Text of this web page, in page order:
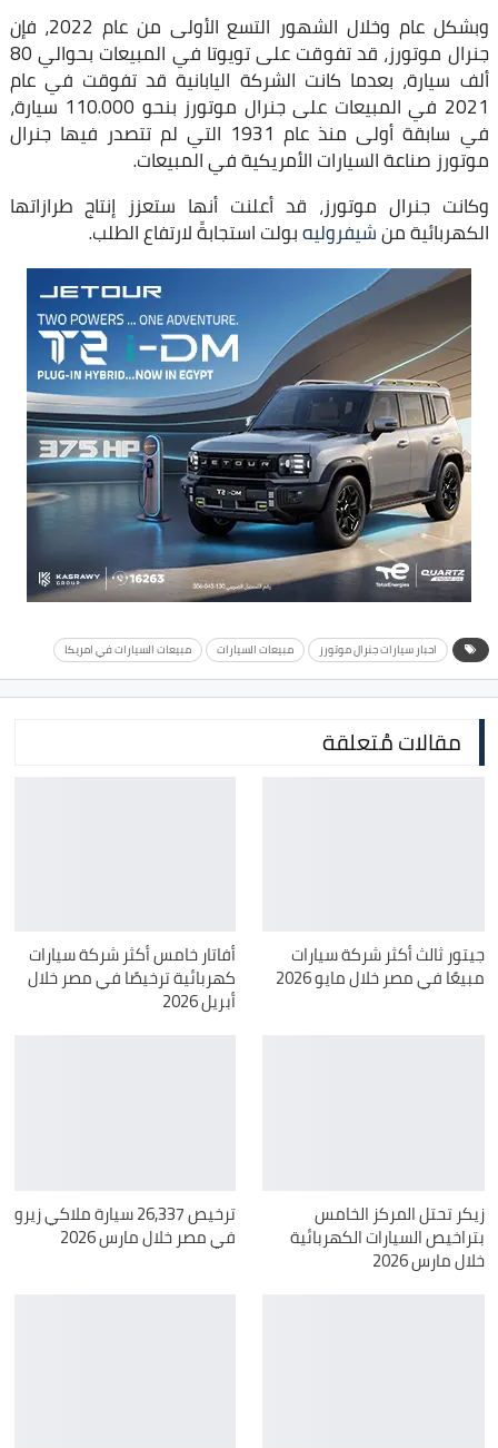
وبشكل عام وخلال الشهور التسع الأولى من عام 2022، فإن
جنرال موتورز، قد تفوقت على تويوتا في المبيعات بحوالي 80
ألف سيارة، بعدما كانت الشركة اليابانية قد تفوقت في عام
2021 في المبيعات على جنرال موتورز بنحو 110.000 سيارة،
في سابقة أولى منذ عام 1931 التي لم تتصدر فيها جنرال
موتورز صناعة السيارات الأمريكية في المبيعات.
وكانت جنرال موتورز، قد أعلنت أنها ستعزز إنتاج طرازاتها
الكهربائية منشيفروليهبولت استجابةً لارتفاع الطلب.
احبار سيارات جنرال موتورز مبيعات السيارات مبيعات السيارات في امريكا
مقالات مُتعلقة
جيتور ثالث أكثر شركة سيارات
مبيعًا في مصر خلال مايو 2026
أفاتار خامس أكثر شركة سيارات
كهربائية ترخيصًا في مصر خلال
أبريل 2026
زيكر تحتل المركز الخامس
بتراخيص السيارات الكهربائية
خلال مارس 2026
ترخيص 26,337 سيارة ملاكي زيرو
في مصر خلال مارس 2026